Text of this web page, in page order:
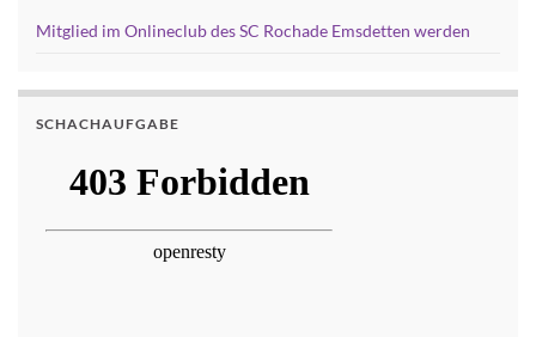
Mitglied im Onlineclub des SC Rochade Emsdetten werden
SCHACHAUFGABE